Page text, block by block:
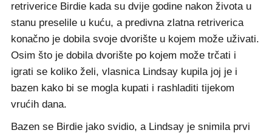
retriverice Birdie kada su dvije godine nakon života u
stanu preselile u kuću, a predivna zlatna retriverica
konačno je dobila svoje dvorište u kojem može uživati.
Osim što je dobila dvorište po kojem može trčati i
igrati se koliko želi, vlasnica Lindsay kupila joj je i
bazen kako bi se mogla kupati i rashladiti tijekom
vrućih dana.
Bazen se Birdie jako svidio, a Lindsay je snimila prvi